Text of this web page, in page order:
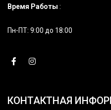
Время Работы :
Пн-ПТ: 9:00 до 18:00
КОНТАКТНАЯ